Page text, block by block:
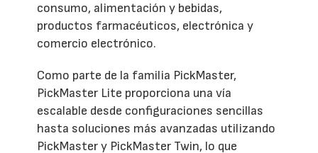
consumo, alimentación y bebidas,
productos farmacéuticos, electrónica y
comercio electrónico.
Como parte de la familia PickMaster,
PickMaster Lite proporciona una vía
escalable desde configuraciones sencillas
hasta soluciones más avanzadas utilizando
PickMaster y PickMaster Twin, lo que